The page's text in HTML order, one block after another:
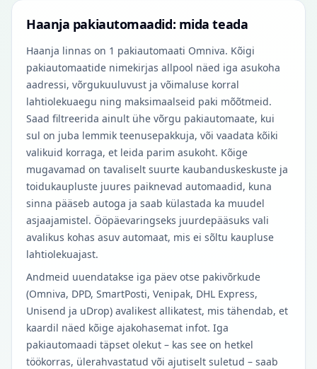
Haanja pakiautomaadid: mida teada
Haanja linnas on 1 pakiautomaati Omniva. Kõigi
pakiautomaatide nimekirjas allpool näed iga asukoha
aadressi, võrgukuuluvust ja võimaluse korral
lahtiolekuaegu ning maksimaalseid paki mõõtmeid.
Saad filtreerida ainult ühe võrgu pakiautomaate, kui
sul on juba lemmik teenusepakkuja, või vaadata kõiki
valikuid korraga, et leida parim asukoht. Kõige
mugavamad on tavaliselt suurte kaubanduskeskuste ja
toidukaupluste juures paiknevad automaadid, kuna
sinna pääseb autoga ja saab külastada ka muudel
asjaajamistel. Ööpäevaringseks juurdepääsuks vali
avalikus kohas asuv automaat, mis ei sõltu kaupluse
lahtiolekuajast.
Andmeid uuendatakse iga päev otse pakivõrkude
(Omniva, DPD, SmartPosti, Venipak, DHL Express,
Unisend ja uDrop) avalikest allikatest, mis tähendab, et
kaardil näed kõige ajakohasemat infot. Iga
pakiautomaadi täpset olekut – kas see on hetkel
töökorras, ülerahvastatud või ajutiselt suletud – saab